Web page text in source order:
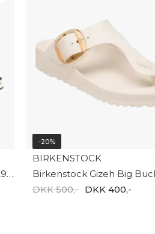
Birkenstock Pasadena Suede 1029666
-20%
BIRKENSTOCK
DKK 500,- DKK 400,-